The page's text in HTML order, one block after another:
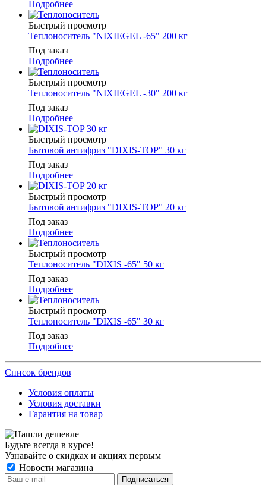
Подробнее
Быстрый просмотр
Теплоноситель "NIXIEGEL -65" 200 кг
Под заказ
Подробнее
Быстрый просмотр
Теплоноситель "NIXIEGEL -30" 200 кг
Под заказ
Подробнее
Быстрый просмотр
Бытовой антифриз "DIXIS-TOP" 30 кг
Под заказ
Подробнее
Быстрый просмотр
Бытовой антифриз "DIXIS-TOP" 20 кг
Под заказ
Подробнее
Быстрый просмотр
Теплоноситель "DIXIS -65" 50 кг
Под заказ
Подробнее
Быстрый просмотр
Теплоноситель "DIXIS -65" 30 кг
Под заказ
Подробнее
Список брендов
Условия оплаты
Условия доставки
Гарантия на товар
Будьте всегда в курсе!
Узнавайте о скидках и акциях первым
Новости магазина